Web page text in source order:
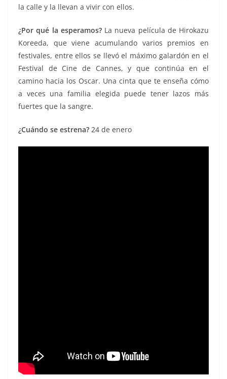
la calle y la llevan a vivir con ellos.
¿Por qué la esperamos?La nueva película de Hirokazu
Koreeda, que viene acumulando varios premios en
festivales, entre ellos se llevó el máximo galardón en el
Festival de Cine de Cannes, y que continúa en el
camino hacia los Oscar. Una cinta que te enseña cómo
a veces una familia elegida puede tener lazos más
fuertes que la sangre.
¿Cuándo se estrena? 24 de enero